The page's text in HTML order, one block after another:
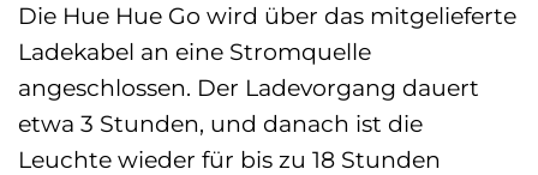
Die Hue Hue Go wird über das mitgelieferte
Ladekabel an eine Stromquelle
angeschlossen. Der Ladevorgang dauert
etwa 3 Stunden, und danach ist die
Leuchte wieder für bis zu 18 Stunden